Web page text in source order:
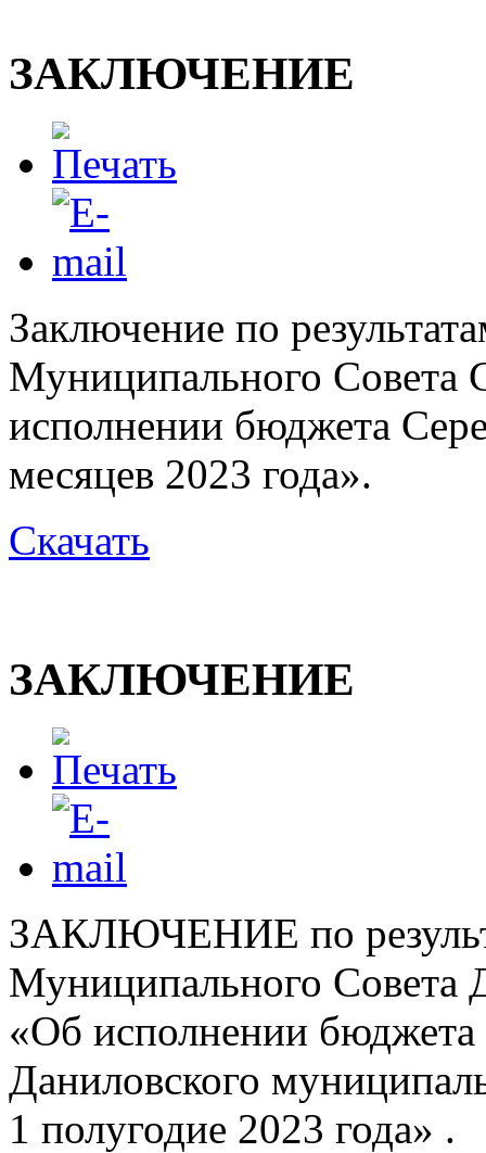
ЗАКЛЮЧЕНИЕ
Заключение по
Муниципального Совета
исполнении бюджета
месяцев 2023 года».
Скачать
ЗАКЛЮЧЕНИЕ
ЗАКЛЮЧЕНИЕ по
Муниципального Совета
«Об исполнении бюджета
Даниловского
1 полугодие 2023 года» .